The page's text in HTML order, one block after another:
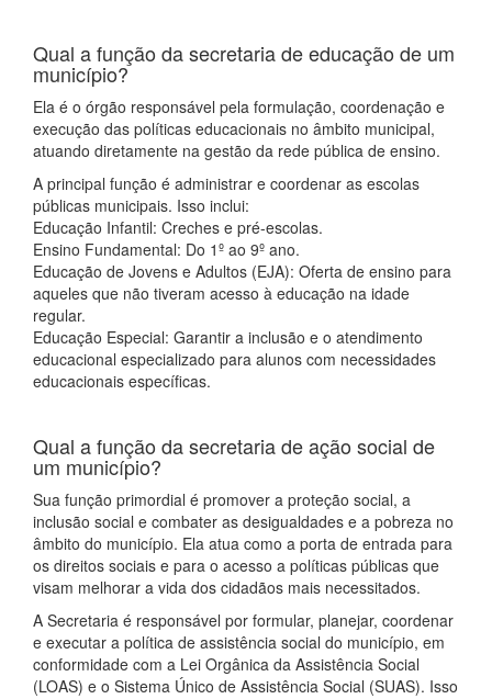
Qual a função da secretaria de educação de um
município?
Ela é o órgão responsável pela formulação, coordenação e
execução das políticas educacionais no âmbito municipal,
atuando diretamente na gestão da rede pública de ensino.
A principal função é administrar e coordenar as escolas
públicas municipais. Isso inclui:
Educação Infantil: Creches e pré-escolas.
Ensino Fundamental: Do 1º ao 9º ano.
Educação de Jovens e Adultos (EJA): Oferta de ensino para
aqueles que não tiveram acesso à educação na idade
regular.
Educação Especial: Garantir a inclusão e o atendimento
educacional especializado para alunos com necessidades
educacionais específicas.
Qual a função da secretaria de ação social de
um município?
Sua função primordial é promover a proteção social, a
inclusão social e combater as desigualdades e a pobreza no
âmbito do município. Ela atua como a porta de entrada para
os direitos sociais e para o acesso a políticas públicas que
visam melhorar a vida dos cidadãos mais necessitados.
A Secretaria é responsável por formular, planejar, coordenar
e executar a política de assistência social do município, em
conformidade com a Lei Orgânica da Assistência Social
(LOAS) e o Sistema Único de Assistência Social (SUAS). Isso